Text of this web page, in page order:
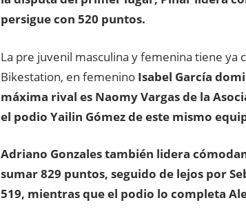
persigue con 520 puntos.
La pre juvenil masculina y femenina tiene ya
Bikestation, en femenino Isabel García
máxima rival es Naomy Vargas de la
el podio Yailin Gómez de este mismo
Adriano Gonzales también lidera
sumar 829 puntos, seguido de lejos por
519, mientras que el podio lo completa